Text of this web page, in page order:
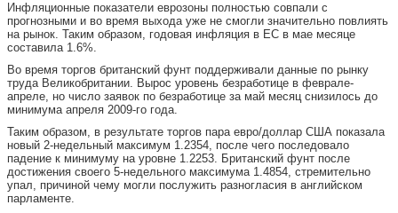
Инфляционные показатели еврозоны полностью совпали с
прогнозными и во время выхода уже не смогли значительно повлиять
на рынок. Таким образом, годовая инфляция в ЕС в мае месяце
составила 1.6%.
Во время торгов британский фунт поддерживали данные по рынку
труда Великобритании. Вырос уровень безработице в феврале-
апреле, но число заявок по безработице за май месяц снизилось до
минимума апреля 2009-го года.
Таким образом, в результате торгов пара евро/доллар США показала
новый 2-недельный максимум 1.2354, после чего последовало
падение к минимуму на уровне 1.2253. Британский фунт после
достижения своего 5-недельного максимума 1.4854, стремительно
упал, причиной чему могли послужить разногласия в английском
парламенте.